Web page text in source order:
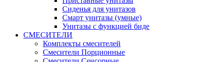
Сиденья для унитазов
Смарт унитазы (умные)
Унитазы с функцией биде
СМЕСИТЕЛИ
Комплекты смесителей
Смесители Порционные